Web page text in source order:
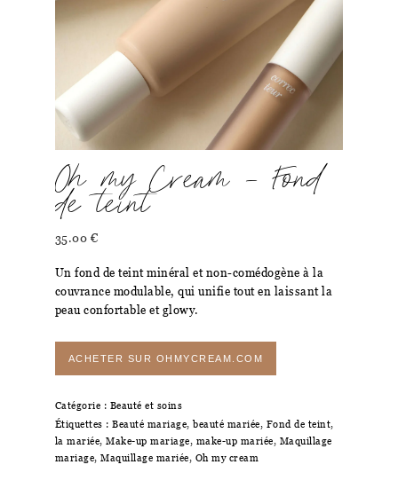
Oh my Cream – Fond
de teint
35.00 €
Un fond de teint minéral et non-comédogène à la
couvrance modulable, qui unifie tout en laissant la
peau confortable et glowy.
ACHETER SUR OHMYCREAM.COM
Catégorie : Beauté et soins
Étiquettes : Beauté mariage,beauté mariée, Fond de teint,
la mariée, Make-up mariage, make-up mariée, Maquillage
mariage, Maquillage mariée, Oh my cream